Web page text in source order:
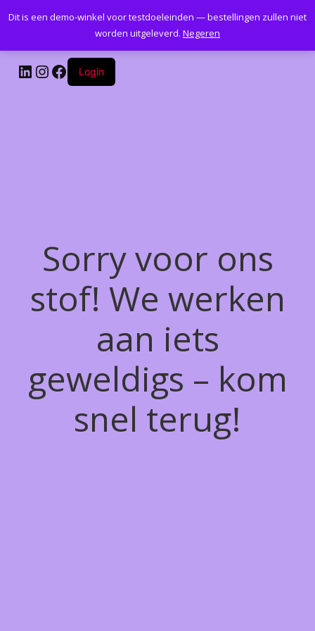
Kantoormeubelenplus.com
LinkedIn
Instagram
Facebook
Login
Sorry voor ons
stof! We werken
aan iets
geweldigs – kom
snel terug!
Dit is een demo-winkel voor testdoeleinden — bestellingen zullen niet
worden uitgeleverd. Negeren